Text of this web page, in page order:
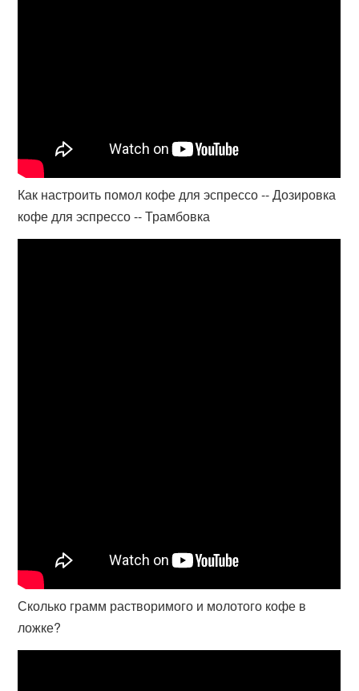
Как настроить помол кофе для эспрессо -- Дозировка
кофе для эспрессо -- Трамбовка
Сколько грамм растворимого и молотого кофе в
ложке?